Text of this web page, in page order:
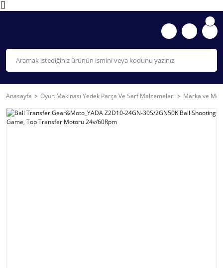
Anasayfa Oyun Makinası Yedek Parça Ve Sarf Malzemeleri Marka ve